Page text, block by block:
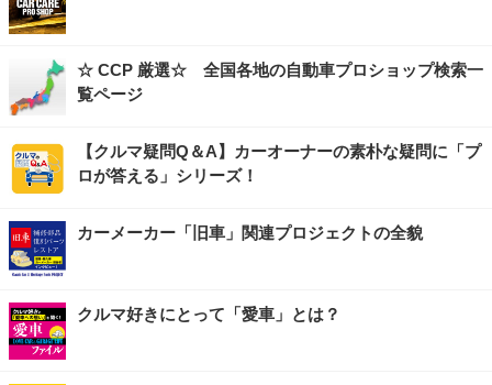
☆ CCP 厳選☆ 全国各地の自動車プロショップ検索一
覧ページ
【クルマ疑問Q＆A】カーオーナーの素朴な疑問に「プ
ロが答える」シリーズ！
カーメーカー「旧車」関連プロジェクトの全貌
クルマ好きにとって「愛車」とは？